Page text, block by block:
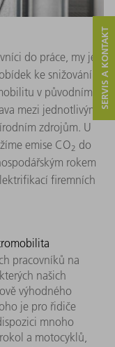
do práce, my je
ke snižování
v původním
mezi jednotlivými
zdrojům. U
emise CO2 do
rokem
firemních
pracovníků na
našich
výhodného
je pro řidiče
mnoho
a motocyklů,
SERVIS A KONTAKT